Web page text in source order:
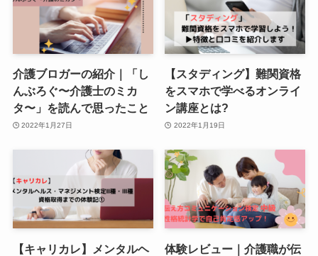
介護ブロガーの紹介｜「し
んぶろぐ〜介護士のミカ
タ〜」を読んで思ったこと
2022年1月27日
【スタディング】難関資格
をスマホで学べるオンライ
ン講座とは?
2022年1月19日
【キャリカレ】メンタルヘ
体験レビュー｜介護職が伝